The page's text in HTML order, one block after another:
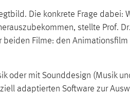
Die konkrete Frage dabei:
stellte Prof. Dr.
Filme: den Animationsfilm
oder mit Sounddesign (Musik
adaptierten Software zur